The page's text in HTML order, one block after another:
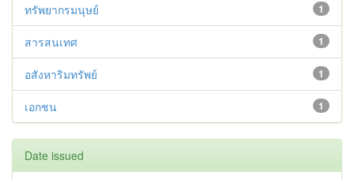
1
ทรัพยากรมนุษย์
1
สารสนเทศ
1
อสังหาริมทรัพย์
1
เอกชน
Date issued